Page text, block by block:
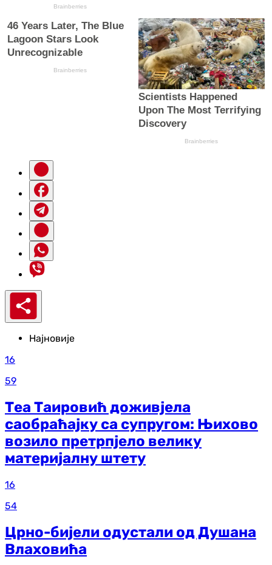
Најновије
16
59
Теа Таировић доживјела
саобраћајку са супругом: Њихово
возило претрпјело велику
материјалну штету
16
54
Црно-бијели одустали од Душана
Влаховића